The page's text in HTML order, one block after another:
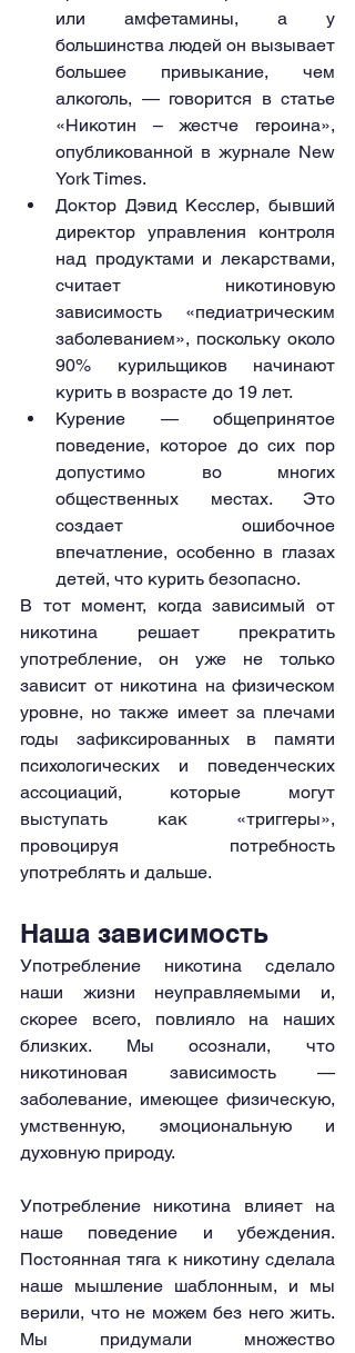
или амфетамины, а у
большинства людей он вызывает
большее привыкание, чем
алкоголь, — говорится в статье
«Никотин – жестче героина»,
опубликованной в журнале New
York Times.
Доктор Дэвид Кесслер, бывший
директор управления контроля
над продуктами и лекарствами,
считает никотиновую
зависимость «педиатрическим
заболеванием», поскольку около
90% курильщиков начинают
курить в возрасте до 19 лет.
Курение — общепринятое
поведение, которое до сих пор
допустимо во многих
общественных местах. Это
создает ошибочное
впечатление, особенно в глазах
детей, что курить безопасно.
В тот момент, когда зависимый от
никотина решает прекратить
употребление, он уже не только
зависит от никотина на физическом
уровне, но также имеет за плечами
годы зафиксированных в памяти
психологических и поведенческих
ассоциаций, которые могут
выступать как «триггеры»,
провоцируя потребность
употреблять и дальше.
Наша зависимость
Употребление никотина сделало
наши жизни неуправляемыми и,
скорее всего, повлияло на наших
близких. Мы осознали, что
никотиновая зависимость —
заболевание, имеющее физическую,
умственную, эмоциональную и
духовную природу.
Употребление никотина влияет на
наше поведение и убеждения.
Постоянная тяга к никотину сделала
наше мышление шаблонным, и мы
верили, что не можем без него жить.
Мы придумали множество